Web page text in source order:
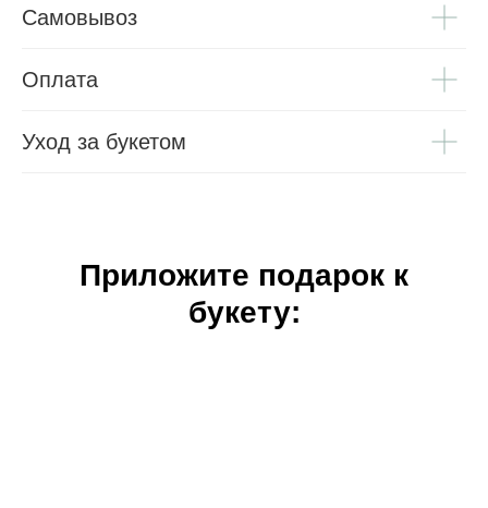
Самовывоз
Оплата
Уход за букетом
Приложите подарок к
букету: